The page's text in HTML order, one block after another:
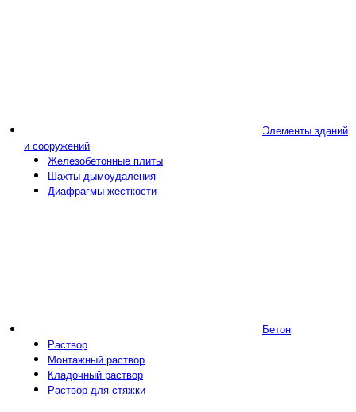
Элементы зданий
и сооружений
Железобетонные плиты
Шахты дымоудаления
Диафрагмы жесткости
Бетон
Раствор
Монтажный раствор
Кладочный раствор
Раствор для стяжки